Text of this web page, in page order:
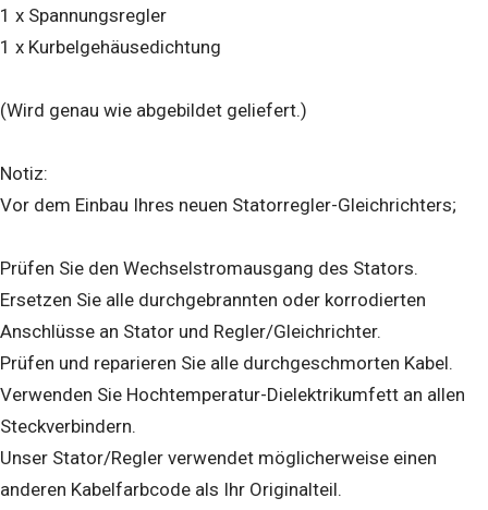
1 x Spannungsregler
1 x Kurbelgehäusedichtung
(Wird genau wie abgebildet geliefert.)
Notiz:
Vor dem Einbau Ihres neuen Statorregler-Gleichrichters;
Prüfen Sie den Wechselstromausgang des Stators.
Ersetzen Sie alle durchgebrannten oder korrodierten
Anschlüsse an Stator und Regler/Gleichrichter.
Prüfen und reparieren Sie alle durchgeschmorten Kabel.
Verwenden Sie Hochtemperatur-Dielektrikumfett an allen
Steckverbindern.
Unser Stator/Regler verwendet möglicherweise einen
anderen Kabelfarbcode als Ihr Originalteil.